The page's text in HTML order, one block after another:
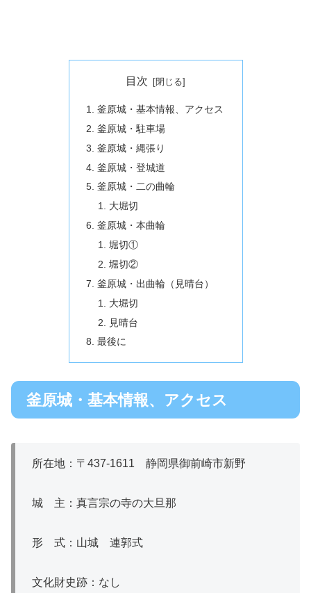
目次
釜原城・基本情報、アクセス
釜原城・駐車場
釜原城・縄張り
釜原城・登城道
釜原城・二の曲輪
大堀切
釜原城・本曲輪
堀切①
堀切②
釜原城・出曲輪（見晴台）
大堀切
見晴台
最後に
釜原城・基本情報、アクセス
所在地：〒437-1611 静岡県御前崎市新野
城 主：真言宗の寺の大旦那
形 式：山城 連郭式
文化財史跡：なし